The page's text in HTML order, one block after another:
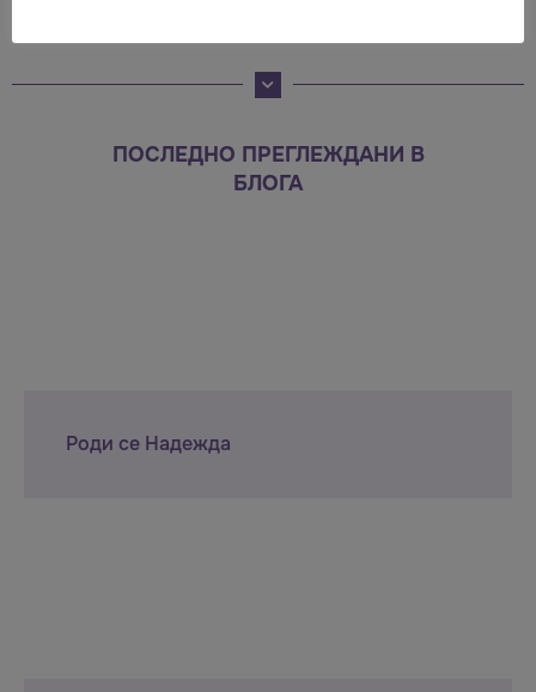
ПОСЛЕДНО ПРЕГЛЕЖДАНИ В
БЛОГА
Роди се Надежда